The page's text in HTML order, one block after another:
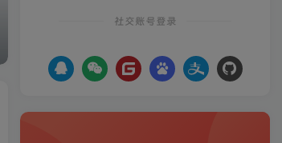
社交账号登录